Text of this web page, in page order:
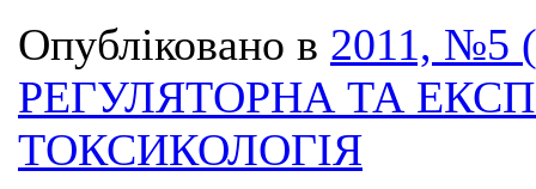
Опубліковано в 2011, №5
РЕГУЛЯТОРНА ТА
ТОКСИКОЛОГІЯ